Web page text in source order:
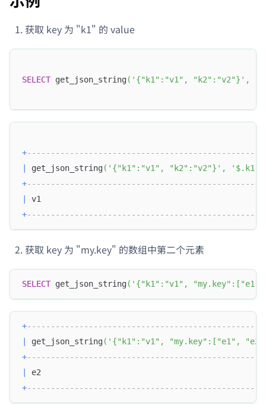
获取 key 为 "k1" 的 value
SELECT get_json_string( '{"k1":"v1", "k2":"v2"}' ,
+
get_json_string( '{"k1":"v1", "k2":"v2"}' , '$.k1'
+
+
获取 key 为 "my.key" 的数组中第二个元素
SELECT get_json_string( '{"k1":"v1",
+
get_json_string( '{"k1":"v1", "my.key":["e1",
+
+